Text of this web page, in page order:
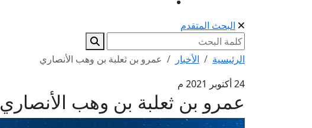
البحث المتقدم
الرئيسية الأخبار
عمرو بن ثعلبة بن وهب الأنصاري
24 أكتوبر 2021 م
عمرو بن ثعلبة بن وهب الأنصاري